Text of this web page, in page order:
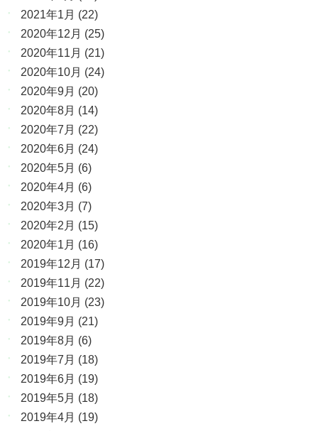
2021年1月 (22)
2020年12月 (25)
2020年11月 (21)
2020年10月 (24)
2020年9月 (20)
2020年8月 (14)
2020年7月 (22)
2020年6月 (24)
2020年5月 (6)
2020年4月 (6)
2020年3月 (7)
2020年2月 (15)
2020年1月 (16)
2019年12月 (17)
2019年11月 (22)
2019年10月 (23)
2019年9月 (21)
2019年8月 (6)
2019年7月 (18)
2019年6月 (19)
2019年5月 (18)
2019年4月 (19)